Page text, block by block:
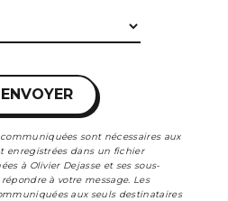
ENVOYER
sont nécessaires aux
enregistrées dans un fichier
à Olivier Dejasse et ses sous-
à votre message. Les
aux seuls destinataires